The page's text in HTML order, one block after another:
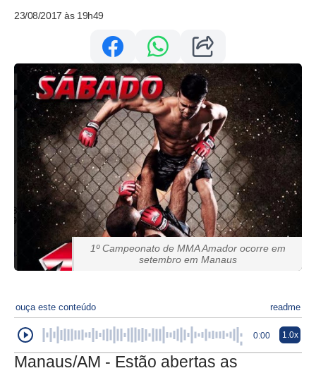
23/08/2017 às 19h49
1º Campeonato de MMA Amador ocorre em
setembro em Manaus
ouça este conteúdo readme
0:00 1.0x
Manaus/AM - Estão abertas as